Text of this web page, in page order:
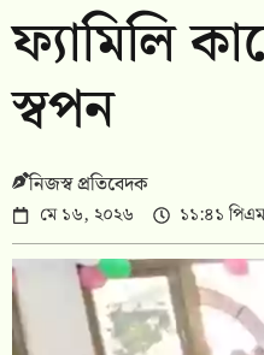
ফ্যামিলি
স্বপন
নিজস্ব প্রতিবেদক
মে ১৬, ২০২৬ ১১:৪১ পিএম